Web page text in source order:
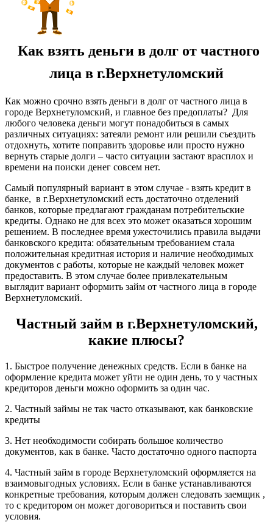
Как взять деньги в долг от частного
лица в г.Верхнетуломский
Как можно срочно взять деньги в долг от частного лица в
городе Верхнетуломский, и главное без предоплаты? Для
любого человека деньги могут понадобиться в самых
различных ситуациях: затеяли ремонт или решили съездить
отдохнуть, хотите поправить здоровье или просто нужно
вернуть старые долги – часто ситуации застают врасплох и
времени на поиски денег совсем нет.
Самый популярный вариант в этом случае - взять кредит в
банке, в г.Верхнетуломский есть достаточно отделений
банков, которые предлагают гражданам потребительские
кредиты. Однако не для всех это может оказаться хорошим
решением. В последнее время ужесточились правила выдачи
банковского кредита: обязательным требованием стала
положительная кредитная история и наличие необходимых
документов с работы, которые не каждый человек может
предоставить. В этом случае более привлекательным
выглядит вариант оформить займ от частного лица в городе
Верхнетуломский.
Частный займ в г.Верхнетуломский,
какие плюсы?
1. Быстрое получение денежных средств. Если в банке на
оформление кредита может уйти не один день, то у частных
кредиторов деньги можно оформить за один час.
2. Частный займы не так часто отказывают, как банковские
кредиты
3. Нет необходимости собирать большое количество
документов, как в банке. Часто достаточно одного паспорта
4. Частный займ в городе Верхнетуломский оформляется на
взаимовыгодных условиях. Если в банке устанавливаются
конкретные требования, которым должен следовать заемщик ,
то с кредитором он может договориться и поставить свои
условия.